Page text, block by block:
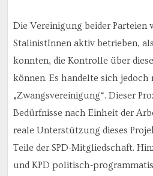
Die Vereinigung beider Parteien
StalinistInnen aktiv betrieben,
konnten, die Kontrolle über
können. Es handelte sich
„Zwangsvereinigung“. Dieser
Bedürfnisse nach Einheit der
reale Unterstützung dieses
Teile der SPD-Mitgliedschaft.
und KPD politisch-